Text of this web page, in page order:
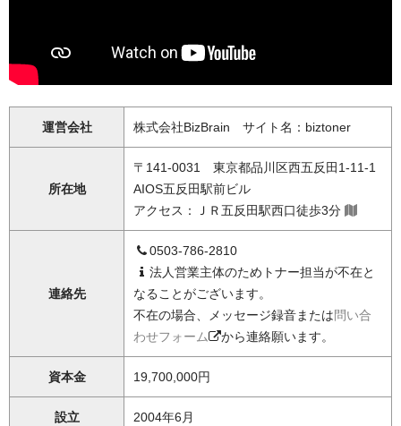
運営会社 株式会社BizBrain サイト名：biztoner
所在地
〒141-0031 東京都品川区西五反田1-11-1
AIOS五反田駅前ビル
アクセス：ＪＲ五反田駅西口徒歩3分
連絡先
0503-786-2810
法人営業主体のためトナー担当が不在と
なることがございます。
不在の場合、メッセージ録音または問い合
わせフォーム
から連絡願います。
資本金 19,700,000円
設立 2004年6月